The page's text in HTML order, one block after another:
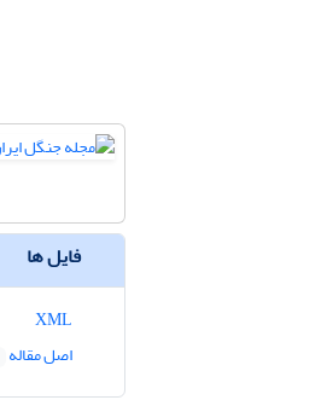
فایل ها
اصل مقاله